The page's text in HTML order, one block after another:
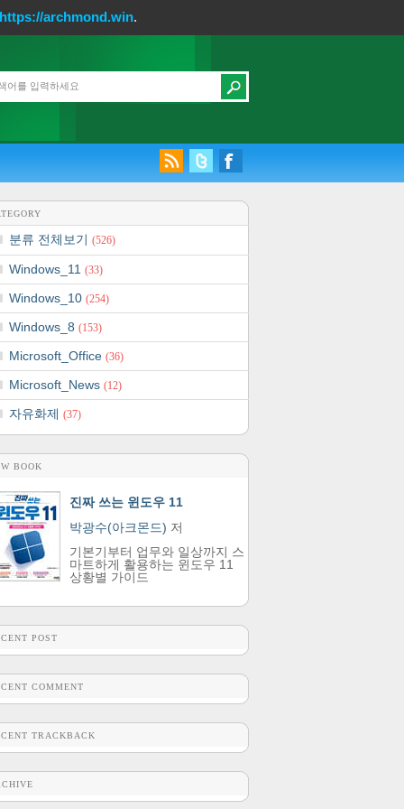
https://archmond.win.
분류 전체보기 (526)
Windows_11 (33)
Windows_10 (254)
Windows_8 (153)
Microsoft_Office (36)
Microsoft_News (12)
자유화제 (37)
BOOK
진짜 쓰는 윈도우 11
박광수(아크몬드) 저
기본기부터 업무와 일상까지 스
마트하게 활용하는 윈도우 11
상황별 가이드
POST
COMMENT
TRACKBACK